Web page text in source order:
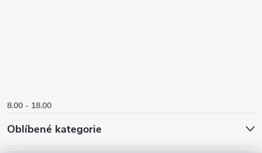
8.00 - 18.00
Oblíbené kategorie